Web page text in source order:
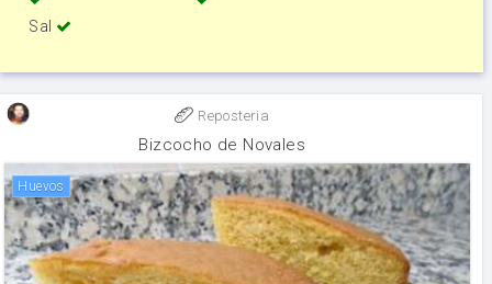
Sal
Reposteria
Bizcocho de Novales
huevos